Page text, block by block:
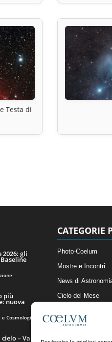
Testa di
2026: gli
più
nuova
Cosmologia
– Vale
CATEGORIE
Photo-Coelum
Mostre e Incontri
News di
Cielo del Mese
Articoli e Risorse
Il Blog della